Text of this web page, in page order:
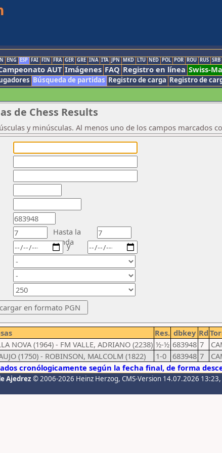
ENG ESP FAI FIN FRA GER GRE INA ITA JPN MKD LTU NED POL POR ROU RUS SRB
AUT Imágenes FAQ Registro en línea Swiss-
Búsqueda de partidas Registro de carga Registro de
de Chess Results
y minúsculas. Al menos uno de los campos marcados
Hasta la
ronda
y
Res. dbkey Rd
NOVA (1964) - FM VALLE, ADRIANO (2238) ½-½ 683948 7
(1750) - ROBINSON, MALCOLM (1822) 1-0 683948 7
cronólogicamente según la fecha final, de forma
Ajedrez © 2006-2026 Heinz Herzog, CMS-Version 14.07.2026 13:23,